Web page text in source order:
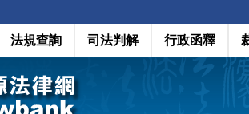
法規查詢 司法判解 行政函釋